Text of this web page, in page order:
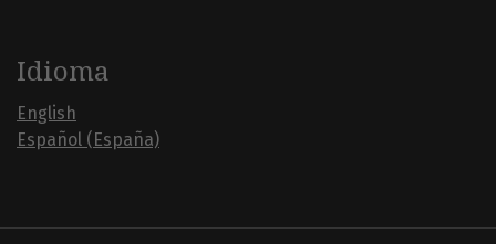
Idioma
English
Español (España)